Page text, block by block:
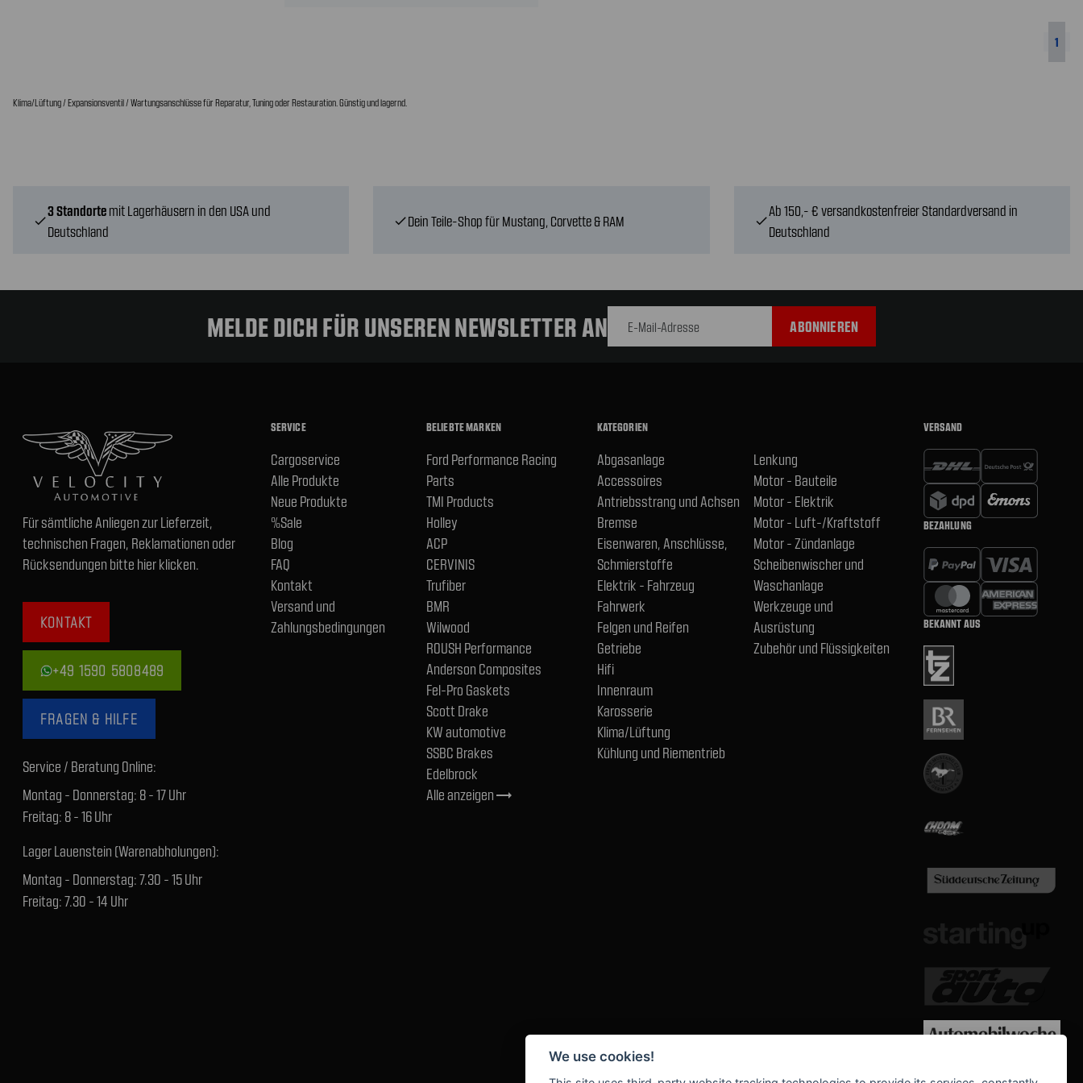
1
Klima/Lüftung / Expansionsventil / Wartungsanschlüsse für Reparatur, Tuning oder Restauration. Günstig und lagernd.
check
3 Standorte mit Lagerhäusern in den USA und
Deutschland
checkDein Teile-Shop für Mustang, Corvette & RAM check
Ab 150,- € versandkostenfreier Standardversand in
Deutschland
MELDE DICH FÜR UNSEREN NEWSLETTER AN
Für sämtliche Anliegen zur Lieferzeit,
technischen Fragen, Reklamationen oder
Rücksendungen bitte hier klicken.
KONTAKT
+49 1590 5808489
FRAGEN & HILFE
Service / Beratung Online:
Montag - Donnerstag: 8 - 17 Uhr
Freitag: 8 - 16 Uhr
Lager Lauenstein (Warenabholungen):
Montag - Donnerstag: 7.30 - 15 Uhr
Freitag: 7.30 - 14 Uhr
SERVICE
Cargoservice
Alle Produkte
Neue Produkte
%Sale
Blog
FAQ
Kontakt
Versand und
Zahlungsbedingungen
BELIEBTE MARKEN
Ford Performance Racing
Parts
TMI Products
Holley
ACP
CERVINIS
Trufiber
BMR
Wilwood
ROUSH Performance
Anderson Composites
Fel-Pro Gaskets
Scott Drake
KW automotive
SSBC Brakes
Edelbrock
Alle anzeigentrending_flat
KATEGORIEN
Abgasanlage
Accessoires
Antriebsstrang und Achsen
Bremse
Eisenwaren, Anschlüsse,
Schmierstoffe
Elektrik - Fahrzeug
Fahrwerk
Felgen und Reifen
Getriebe
Hifi
Innenraum
Karosserie
Klima/Lüftung
Kühlung und Riementrieb
Lenkung
Motor - Bauteile
Motor - Elektrik
Motor - Luft-/Kraftstoff
Motor - Zündanlage
Scheibenwischer und
Waschanlage
Werkzeuge und
Ausrüstung
Zubehör und Flüssigkeiten
VERSAND
BEZAHLUNG
BEKANNT AUS
WE SUPPORT
We use cookies!